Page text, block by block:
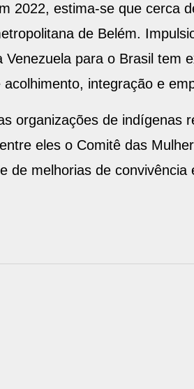
2022, estima-se que cerca
de Belém.
para o Brasil tem
integração e
organizações de indígenas
eles o Comitê das
de melhorias de